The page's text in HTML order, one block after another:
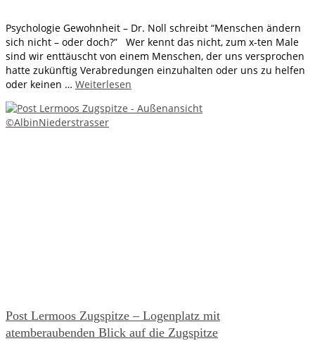
Psychologie Gewohnheit – Dr. Noll schreibt “Menschen ändern
sich nicht – oder doch?” Wer kennt das nicht, zum x-ten Male
sind wir enttäuscht von einem Menschen, der uns versprochen
hatte zukünftig Verabredungen einzuhalten oder uns zu helfen
oder keinen … Weiterlesen
Post Lermoos Zugspitze – Logenplatz mit
atemberaubenden Blick auf die Zugspitze